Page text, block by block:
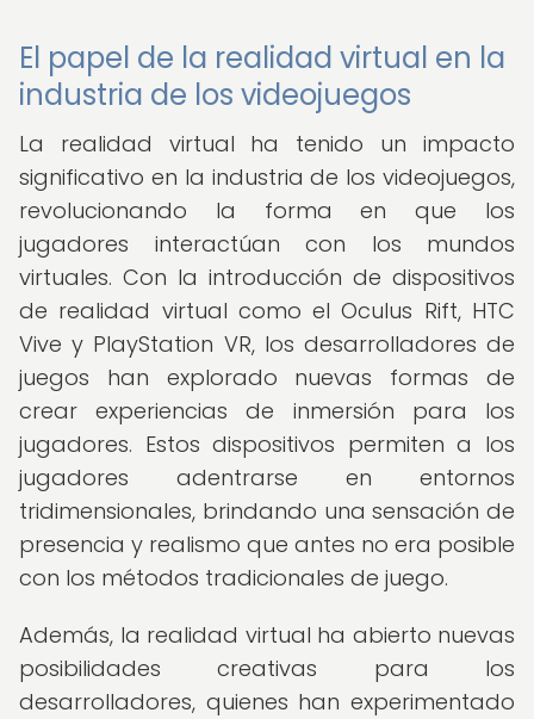
El papel de la realidad virtual en la
industria de los videojuegos
La realidad virtual ha tenido un impacto
significativo en la industria de los videojuegos,
revolucionando la forma en que los
jugadores interactúan con los mundos
virtuales. Con la introducción de dispositivos
de realidad virtual como el Oculus Rift, HTC
Vive y PlayStation VR, los desarrolladores de
juegos han explorado nuevas formas de
crear experiencias de inmersión para los
jugadores. Estos dispositivos permiten a los
jugadores adentrarse en entornos
tridimensionales, brindando una sensación de
presencia y realismo que antes no era posible
con los métodos tradicionales de juego.
Además, la realidad virtual ha abierto nuevas
posibilidades creativas para los
desarrolladores, quienes han experimentado